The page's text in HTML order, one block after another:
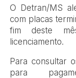
O Detran/MS
com placas
fim deste
licenciamento.
Para consultar
para